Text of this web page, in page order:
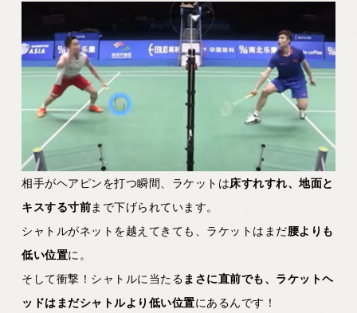
相手がヘアピンを打つ瞬間、ラケットは床すれすれ、地面と
キスする寸前まで下げられています。
シャトルがネットを越えてきても、ラケットはまだ腰よりも
低い位置に。
そして衝撃！シャトルに当たるまさに直前でも、ラケットヘ
ッドはまだシャトルより低い位置にあるんです！